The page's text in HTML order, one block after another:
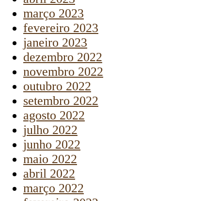
março 2023
fevereiro 2023
janeiro 2023
dezembro 2022
novembro 2022
outubro 2022
setembro 2022
agosto 2022
julho 2022
junho 2022
maio 2022
abril 2022
março 2022